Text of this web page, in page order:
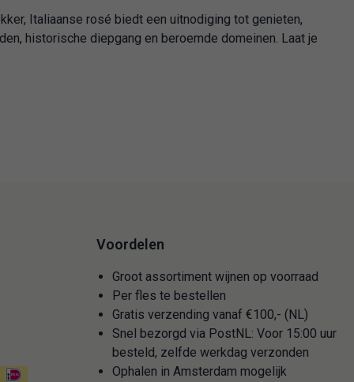
Italiaanse rosé biedt een uitnodiging tot genieten,
historische diepgang en beroemde domeinen. Laat je
Voordelen
Groot assortiment wijnen op voorraad
Per fles te bestellen
Gratis verzending vanaf €100,- (NL)
Snel bezorgd via PostNL: Voor 15:00 uur
besteld, zelfde werkdag verzonden
Ophalen in Amsterdam mogelijk